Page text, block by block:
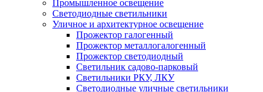
Промышленное освещение
Светодиодные светильники
Уличное и архитектурное освещение
Прожектор галогенный
Прожектор металлогалогенный
Прожектор светодиодный
Светильник садово-парковый
Светильники РКУ, ЛКУ
Светодиодные уличные светильники